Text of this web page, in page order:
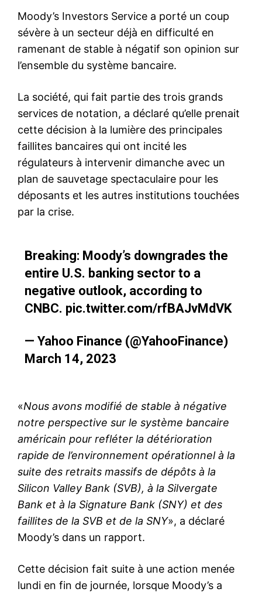
Moody’s Investors Service a porté un coup
sévère à un secteur déjà en difficulté en
ramenant de stable à négatif son opinion sur
l’ensemble du système bancaire.
La société, qui fait partie des trois grands
services de notation, a déclaré qu’elle prenait
cette décision à la lumière des principales
faillites bancaires qui ont incité les
régulateurs à intervenir dimanche avec un
plan de sauvetage spectaculaire pour les
déposants et les autres institutions touchées
par la crise.
Breaking: Moody’s downgrades the
entire U.S. banking sector to a
negative outlook, according to
CNBC. pic.twitter.com/rfBAJvMdVK
— Yahoo Finance (@YahooFinance)
March 14, 2023
«Nous avons modifié de stable à négative
notre perspective sur le système bancaire
américain pour refléter la détérioration
rapide de l’environnement opérationnel à la
suite des retraits massifs de dépôts à la
Silicon Valley Bank (SVB), à la Silvergate
Bank et à la Signature Bank (SNY) et des
faillites de la SVB et de la SNY», a déclaré
Moody’s dans un rapport.
Cette décision fait suite à une action menée
lundi en fin de journée, lorsque Moody’s a